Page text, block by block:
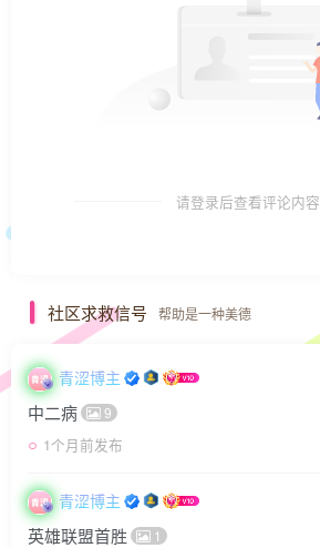
请登录后查看评论内容
社区求救信号 帮助是一种美德
青涩博主
中二病 9
1个月前发布
青涩博主
英雄联盟首胜 1